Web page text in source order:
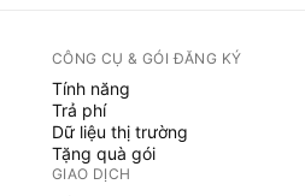
CÔNG CỤ & GÓI ĐĂNG KÝ
Tính năng
Trả phí
Dữ liệu thị trường
Tặng quà gói
GIAO DỊCH